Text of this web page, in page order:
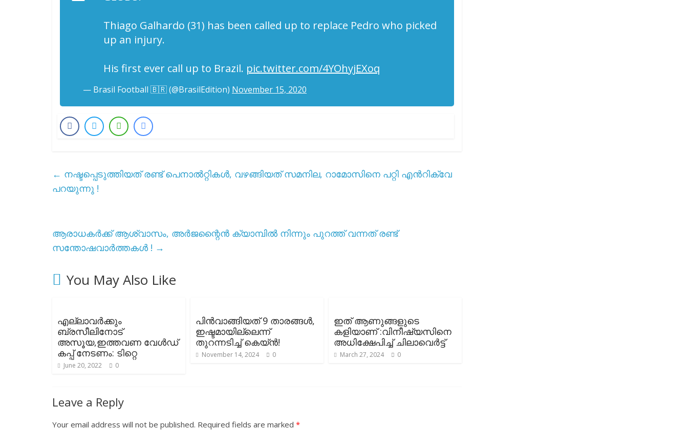
Thiago Galhardo (31) has been called up to replace Pedro who picked
up an injury.
His first ever call up to Brazil. pic.twitter.com/4YOhyjEXoq
— Brasil Football 🇧🇷 (@BrasilEdition) November 15, 2020
← നഷ്ടപ്പെടുത്തിയത് രണ്ട് പെനാൽറ്റികൾ, വഴങ്ങിയത് സമനില, റാമോസിനെ പറ്റി എൻറിക്വേ
പറയുന്നു !
ആരാധകർക്ക്‌ ആശ്വാസം, അർജന്റൈൻ ക്യാമ്പിൽ നിന്നും പുറത്ത് വന്നത് രണ്ട്
സന്തോഷവാർത്തകൾ ! →
You May Also Like
എല്ലാവർക്കും
ബ്രസീലിനോട്
അസൂയ,ഇത്തവണ വേൾഡ്
കപ്പ് നേടണം: ടിറ്റെ
June 20, 2022 0
പിൻവാങ്ങിയത് 9 താരങ്ങൾ,
ഇഷ്ടമായില്ലെന്ന്
തുറന്നടിച്ച് കെയ്ൻ!
November 14, 2024 0
ഇത് ആണുങ്ങളുടെ
കളിയാണ് :വിനീഷ്യസിനെ
അധിക്ഷേപിച്ച് ചിലാവെർട്ട്
March 27, 2024 0
Leave a Reply
Your email address will not be published. Required fields are marked *